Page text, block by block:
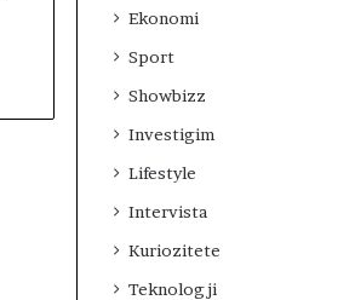
Ekonomi
Sport
Showbizz
Investigim
Lifestyle
Intervista
Kuriozitete
Teknologji